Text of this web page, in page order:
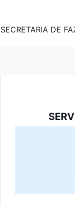
SECRETARIA DE